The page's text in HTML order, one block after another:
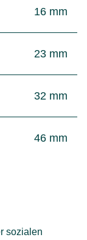
16 mm
23 mm
32 mm
46 mm